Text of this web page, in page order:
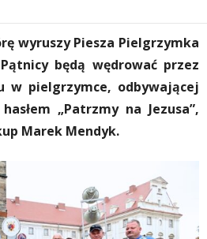
wyruszy Piesza Pielgrzymka
będą wędrować przez
w pielgrzymce, odbywającej
„Patrzmy na Jezusa”,
Marek Mendyk.